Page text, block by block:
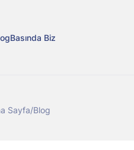
Basında Biz
Sayfa/Blog